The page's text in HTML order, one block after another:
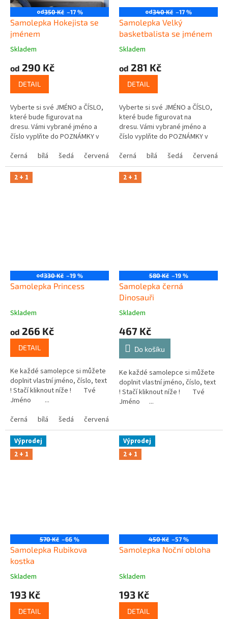
od350 Kč –17 %
Samolepka Hokejista se
jménem
Skladem
od 290 Kč
DETAIL
Vyberte si své JMÉNO a ČÍSLO,
které bude figurovat na
dresu. Vámi vybrané jméno a
číslo vyplňte do POZNÁMKY v
černá
bílá šedá červená modrá žlutá zelená růžová
od340 Kč –17 %
Samolepka Velký
basketbalista se jménem
Skladem
od 281 Kč
DETAIL
Vyberte si své JMÉNO a ČÍSLO,
které bude figurovat na
dresu. Vámi vybrané jméno a
číslo vyplňte do POZNÁMKY v
černá
bílá šedá červená
2 + 1
od330 Kč –19 %
Samolepka Princess
Skladem
od 266 Kč
DETAIL
Ke každé samolepce si můžete
doplnit vlastní jméno, číslo, text
! Stačí kliknout níže ! Tvé
Jméno ...
černá
bílá šedá červená
2 + 1
580 Kč –19 %
Samolepka černá
Dinosauři
Skladem
467 Kč
Do košíku
Ke každé samolepce si můžete
doplnit vlastní jméno, číslo, text
! Stačí kliknout níže ! Tvé
Jméno ...
Výprodej
2 + 1
570 Kč –66 %
Samolepka Rubikova
kostka
Skladem
193 Kč
DETAIL
Výprodej
2 + 1
450 Kč –57 %
Samolepka Noční obloha
Skladem
193 Kč
DETAIL